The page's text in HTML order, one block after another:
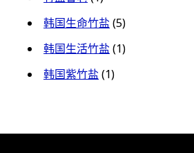
韩国生命竹盐(5)
韩国生活竹盐(1)
韩国紫竹盐(1)